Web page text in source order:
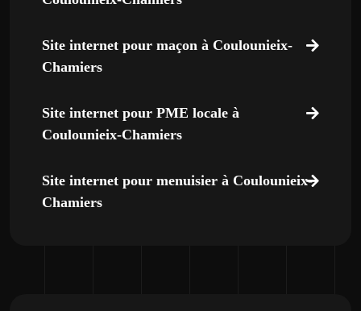
Site internet pour maçon à Coulounieix-
Chamiers
Site internet pour PME locale à
Coulounieix-Chamiers
Site internet pour menuisier à Coulounieix-
Chamiers